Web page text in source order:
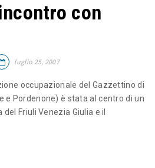
con
luglio 25, 2007
occupazionale del Gazzettino di
e Pordenone) è stata al centro di un
Friuli Venezia Giulia e il